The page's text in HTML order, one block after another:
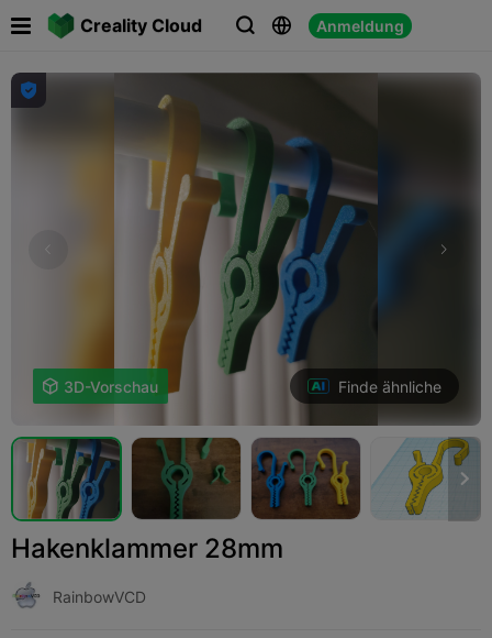
Creality Cloud   Anmeldung
 

 3D-Vorschau Finde ähnliche

Hakenklammer 28mm
RainbowVCD